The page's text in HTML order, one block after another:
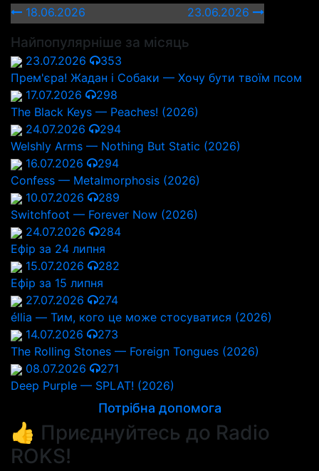
18.06.2026
23.06.2026
Найпопулярніше за місяць
23.07.2026
353
Прем'єра! Жадан і Собаки — Хочу бути твоїм псом
17.07.2026
298
The Black Keys — Peaches! (2026)
24.07.2026
294
Welshly Arms — Nothing But Static (2026)
16.07.2026
294
Confess — Metalmorphosis (2026)
10.07.2026
289
Switchfoot — Forever Now (2026)
24.07.2026
284
Ефір за 24 липня
15.07.2026
282
Ефір за 15 липня
27.07.2026
274
éllia — Тим, кого це може стосуватися (2026)
14.07.2026
273
The Rolling Stones — Foreign Tongues (2026)
08.07.2026
271
Deep Purple — SPLAT! (2026)
Потрібна допомога
👍 Приєднуйтесь до Radio
ROKS!